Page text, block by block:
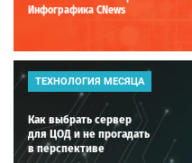
Инфографика CNews
ТЕХНОЛОГИЯ МЕСЯЦА
Как выбрать сервер
для ЦОД и не прогадать
в перспективе